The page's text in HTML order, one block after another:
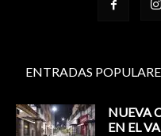
ENTRADAS
NUEVA
EN EL